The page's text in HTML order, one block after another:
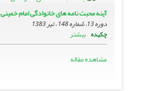
آینه محبت نامه هاى خانوادگى امام خمینى 36
دوره 13، شماره 148 ، تیر 1383
چکیده بیشتر
مشاهده مقاله